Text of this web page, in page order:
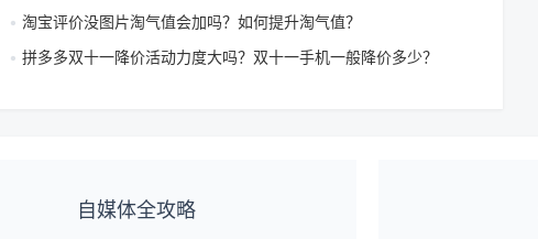
淘宝评价没图片淘气值会加吗？如何提升淘气值？
拼多多双十一降价活动力度大吗？双十一手机一般降价多少？
自媒体全攻略